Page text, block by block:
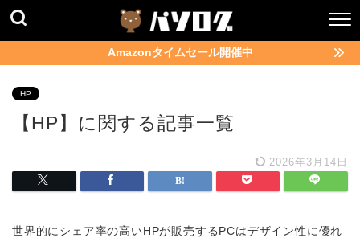
Amazonタイムセール開催中
HP
【HP】に関する記事一覧
2026年3月14日
世界的にシェア率の高いHPが販売するPCはデザイン性に優れ